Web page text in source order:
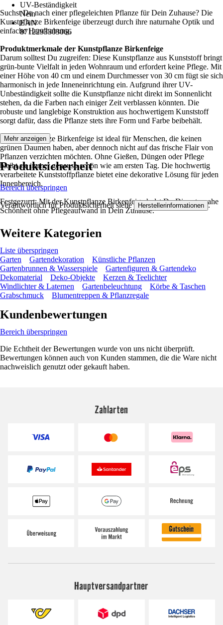
UV-Beständigkeit
Nein
EAN
8712293303066
Suchst Du nach einer pflegeleichten Pflanze für Dein Zuhause? Die
Kunstpflanze Birkenfeige überzeugt durch ihre naturnahe Optik und
einfache Handhabung.
Produktmerkmale der Kunstpflanze Birkenfeige
Darum solltest Du zugreifen: Diese Kunstpflanze aus Kunststoff bringt
grün-bunte Vielfalt in jeden Wohnraum und erfordert keine Pflege. Mit
einer Höhe von 40 cm und einem Durchmesser von 30 cm fügt sie sich
harmonisch in jede Inneneinrichtung ein. Aufgrund ihrer UV-
Unbeständigkeit sollte die Kunstpflanze nicht direkt im Sonnenlicht
stehen, da die Farben nach einiger Zeit verblassen könnten. Die
robuste und langlebige Konstruktion aus hochwertigem Kunststoff
sorgt dafür, dass die Pflanze stets ihre Form und Farbe beibehält.
Die Kunstpflanze Birkenfeige ist ideal für Menschen, die keinen
grünen Daumen haben, aber dennoch nicht auf das frische Flair von
Pflanzen verzichten möchten. Ohne Gießen, Düngen oder Pflege
bleibt sie immer genauso schön wie am ersten Tag. Die hochwertig
verarbeitete Kunststoffpflanze bietet eine dekorative Lösung für jeden
Innenbereich.
Festgezurrt: Mit der Kunstpflanze Birkenfeige holst Du Dir naturnahe
Schönheit ohne Pflegeaufwand in Dein Zuhause.
Mehr anzeigen
Produktsicherheit
Bereich überspringen
Verantwortlich für Produktsicherheit siehe Herstellerinformationen .
Weitere Kategorien
Liste überspringen
Garten
Gartendekoration
Künstliche Pflanzen
Gartenbrunnen & Wasserspiele
Gartenfiguren & Gartendeko
Dekomaterial
Deko-Objekte
Kerzen & Teelichter
Windlichter & Laternen
Gartenbeleuchtung
Körbe & Taschen
Grabschmuck
Blumentreppen & Pflanzregale
Kundenbewertungen
Bereich überspringen
Die Echtheit der Bewertungen wurde von uns nicht überprüft.
Bewertungen können auch von Kunden stammen, die die Ware nicht
nachweislich genutzt oder gekauft haben.
Zahlarten
Hauptversandpartner